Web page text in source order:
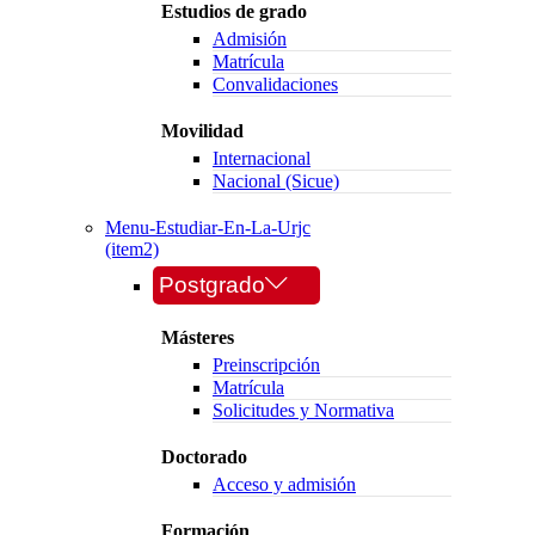
Estudios de grado
Admisión
Matrícula
Convalidaciones
Movilidad
Internacional
Nacional (Sicue)
Menu-Estudiar-En-La-Urjc
(item2)
Postgrado
Másteres
Preinscripción
Matrícula
Solicitudes y Normativa
Doctorado
Acceso y admisión
Formación